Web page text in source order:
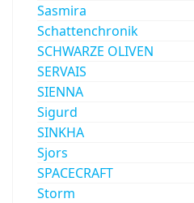
Sasmira
Schattenchronik
SCHWARZE OLIVEN
SERVAIS
SIENNA
Sigurd
SINKHA
Sjors
SPACECRAFT
Storm